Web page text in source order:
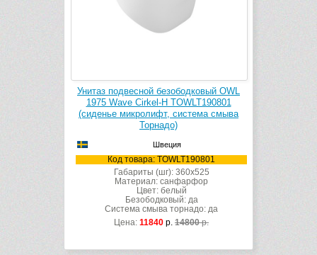
Унитаз подвесной безободковый OWL
1975 Wave Cirkel-H TOWLT190801
(сиденье микролифт, система смыва
Торнадо)
Швеция
Код товара: TOWLT190801
Габариты (шг): 360x525
Материал: санфарфор
Цвет: белый
Безободковый: да
Система смыва торнадо: да
Цена: 11840 р. 14800р.